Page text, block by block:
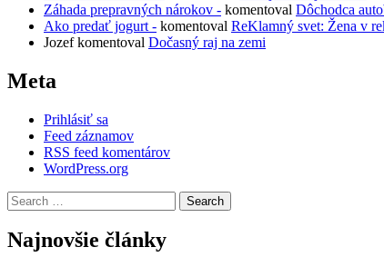
Záhada prepravných nárokov - komentoval Dôchodca
Ako predať jogurt - komentoval ReKlamný svet: Žena v
Jozefkomentoval Dočasný raj na zemi
Meta
Prihlásiť sa
Feed záznamov
RSS feed komentárov
WordPress.org
Search
for:
Najnovšie články